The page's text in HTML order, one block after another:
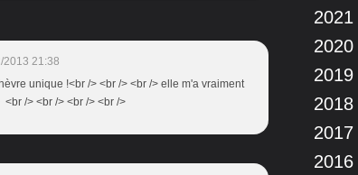
2013 21:38
unique !<br /> <br /> <br /> elle m'a vraiment
/> <br /> <br /> <br />
2021
2020
2019
2018
2017
2016